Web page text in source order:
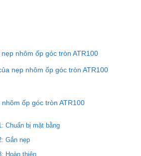
nhôm ốp góc tròn ATR100
nẹp nhôm ốp góc tròn ATR100
ốp góc tròn ATR100
Chuẩn bị mặt bằng
Gắn nẹp
Hoàn thiện